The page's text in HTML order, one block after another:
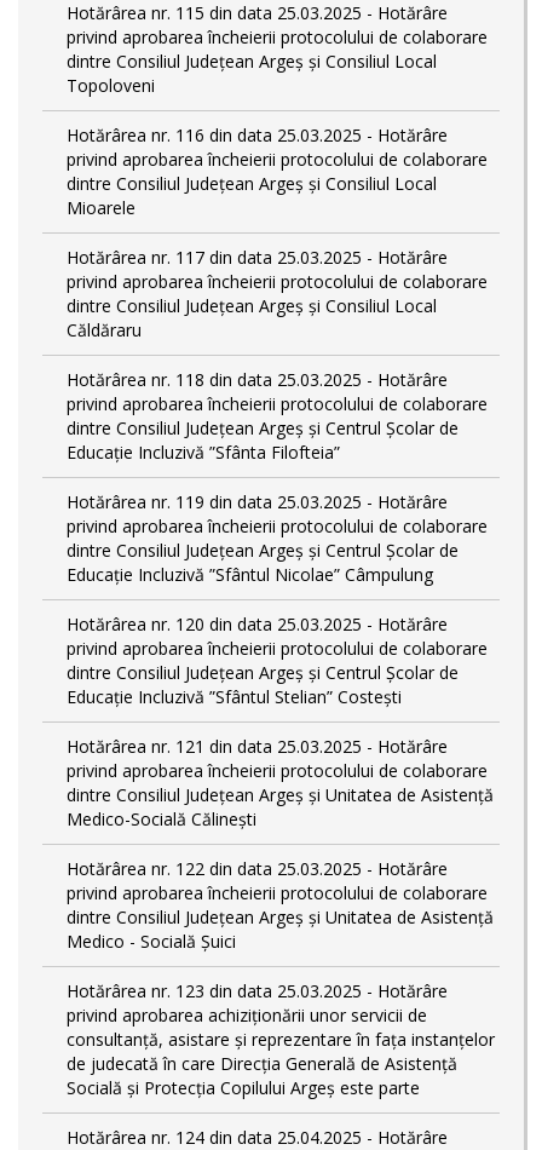
Hotărârea nr. 115 din data 25.03.2025 - Hotărâre
privind aprobarea încheierii protocolului de colaborare
dintre Consiliul Județean Argeș și Consiliul Local
Topoloveni
Hotărârea nr. 116 din data 25.03.2025 - Hotărâre
privind aprobarea încheierii protocolului de colaborare
dintre Consiliul Județean Argeș și Consiliul Local
Mioarele
Hotărârea nr. 117 din data 25.03.2025 - Hotărâre
privind aprobarea încheierii protocolului de colaborare
dintre Consiliul Județean Argeș și Consiliul Local
Căldăraru
Hotărârea nr. 118 din data 25.03.2025 - Hotărâre
privind aprobarea încheierii protocolului de colaborare
dintre Consiliul Județean Argeș și Centrul Școlar de
Educație Incluzivă ”Sfânta Filofteia”
Hotărârea nr. 119 din data 25.03.2025 - Hotărâre
privind aprobarea încheierii protocolului de colaborare
dintre Consiliul Județean Argeș și Centrul Școlar de
Educație Incluzivă ”Sfântul Nicolae” Câmpulung
Hotărârea nr. 120 din data 25.03.2025 - Hotărâre
privind aprobarea încheierii protocolului de colaborare
dintre Consiliul Județean Argeș și Centrul Școlar de
Educație Incluzivă ”Sfântul Stelian” Costești
Hotărârea nr. 121 din data 25.03.2025 - Hotărâre
privind aprobarea încheierii protocolului de colaborare
dintre Consiliul Județean Argeș și Unitatea de Asistență
Medico-Socială Călinești
Hotărârea nr. 122 din data 25.03.2025 - Hotărâre
privind aprobarea încheierii protocolului de colaborare
dintre Consiliul Județean Argeș și Unitatea de Asistență
Medico - Socială Șuici
Hotărârea nr. 123 din data 25.03.2025 - Hotărâre
privind aprobarea achiziționării unor servicii de
consultanță, asistare și reprezentare în fața instanțelor
de judecată în care Direcția Generală de Asistență
Socială și Protecția Copilului Argeș este parte
Hotărârea nr. 124 din data 25.04.2025 - Hotărâre